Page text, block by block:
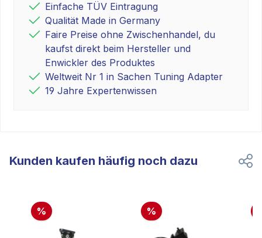
Einfache TÜV Eintragung
Qualität Made in Germany
Faire Preise ohne Zwischenhandel, du
kaufst direkt beim Hersteller und
Enwickler des Produktes
Weltweit Nr 1 in Sachen Tuning Adapter
19 Jahre Expertenwissen
Kunden kaufen häufig noch dazu
% %